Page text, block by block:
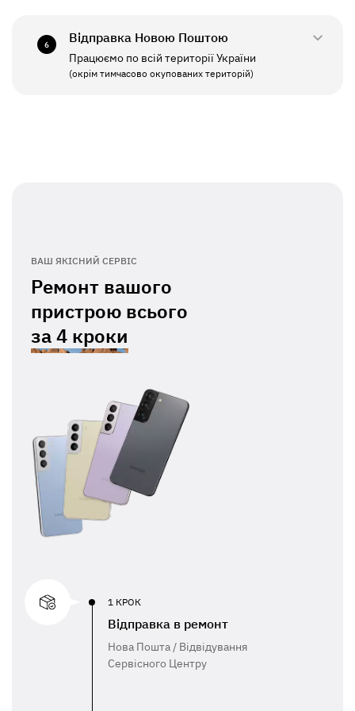
ПН - ПТ
СБ - НД
11:00 - 19:00
6 Відправка Новою Поштою
Працюємо по всій території України
(окрім тимчасово окупованих територій)
ВАШ ЯКІСНИЙ СЕРВІС
Ремонт вашого
пристрою всього
за4 кроки
1 КРОК
Відправка в ремонт
Нова Пошта / Відвідування
Сервісного Центру